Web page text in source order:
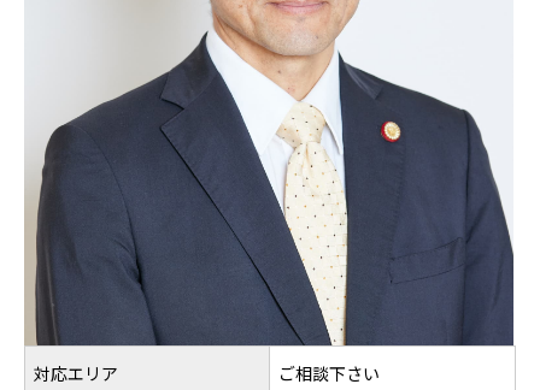
対応エリア ご相談下さい